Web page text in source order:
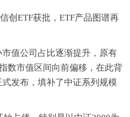
创ETF获批，ETF产品图谱再
值公司占比逐渐提升，原有
数市值区间向前偏移，在此背
发布，填补了中证系列规模